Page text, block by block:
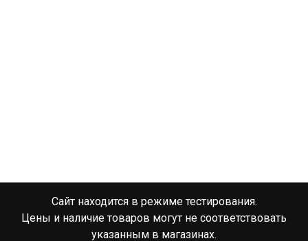
Сайт находится в режиме тестирования.
Цены и наличие товаров могут не соответствовать
указанным в магазинах.